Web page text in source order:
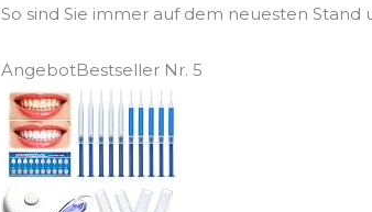
So sind Sie immer auf dem neuesten
AngebotBestseller Nr. 5